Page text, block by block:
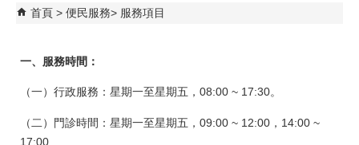
首頁 便民服務 服務項目
一、服務時間：
（一）行政服務：星期一至星期五，08:00 ~ 17:30。
（二）門診時間：星期一至星期五，09:00 ~ 12:00，14:00 ~
17:00